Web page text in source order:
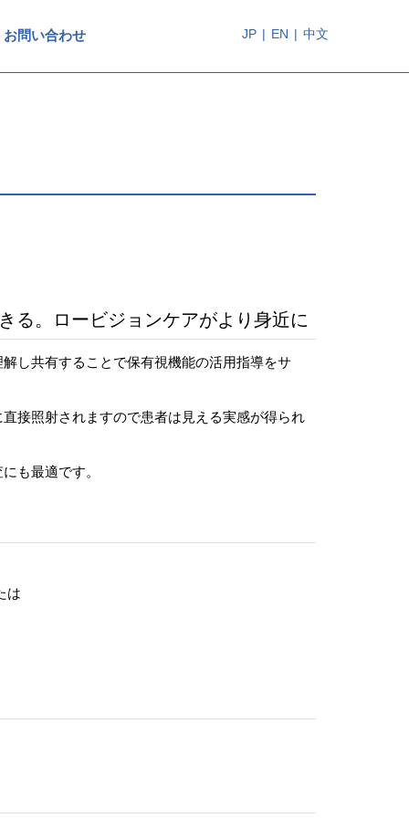
お問い合わせ JP | EN | 中文
る。ロービジョンケアがより身近に
し共有することで保有視機能の活用指導をサ
接照射されますので患者は見える実感が得られ
も最適です。
は